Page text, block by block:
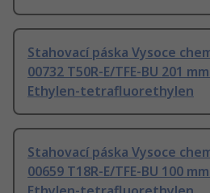
Stahovací páska Vysoce
00732 T50R-E/TFE-BU 201
Ethylen-tetrafluorethylen
Stahovací páska Vysoce
00659 T18R-E/TFE-BU 100